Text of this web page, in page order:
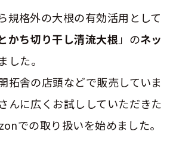
規格外の大根の有効活用として
かち切り干し清流大根 」のネッ
した。
拓舎の店頭などで販売していま
んに広くお試ししていただきた
での取り扱いを始めました。